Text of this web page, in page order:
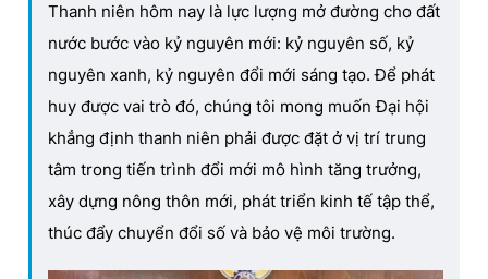
Thanh niên hôm nay là lực lượng mở đường cho đất
nước bước vào kỷ nguyên mới: kỷ nguyên số, kỷ
nguyên xanh, kỷ nguyên đổi mới sáng tạo. Để phát
huy được vai trò đó, chúng tôi mong muốn Đại hội
khẳng định thanh niên phải được đặt ở vị trí trung
tâm trong tiến trình đổi mới mô hình tăng trưởng,
xây dựng nông thôn mới, phát triển kinh tế tập thể,
thúc đẩy chuyển đổi số và bảo vệ môi trường.